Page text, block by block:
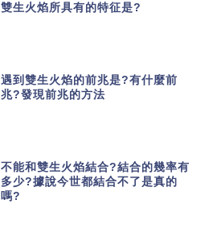
雙生火焰所具有的特征是?
遇到雙生火焰的前兆是?有什麼前
兆?發現前兆的方法
不能和雙生火焰結合?結合的幾率有
多少?據說今世都結合不了是真的
嗎?